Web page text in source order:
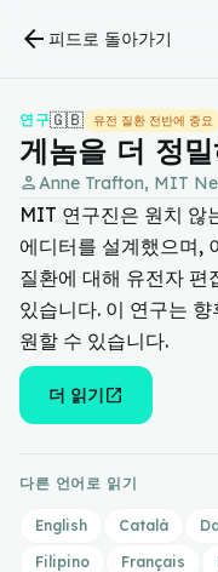
arrow_back 피드로 돌아가기
연구🇬🇧 유전 질환 전반에 중요
게놈을 더 정
personAnne Trafton, MIT
MIT 연구진은 원치 않
에디터를 설계했으며,
질환에 대해 유전자 편
있습니다. 이 연구는
원할 수 있습니다.
더 읽기open_in_new
다른 언어로 읽기
English Català
Filipino
Français